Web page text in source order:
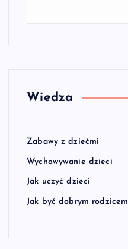
Wiedza
Zabawy z dziećmi
Wychowywanie dzieci
Jak uczyć dzieci
Jak być dobrym rodzicem